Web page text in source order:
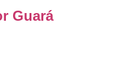
Emplacamento de
Guará